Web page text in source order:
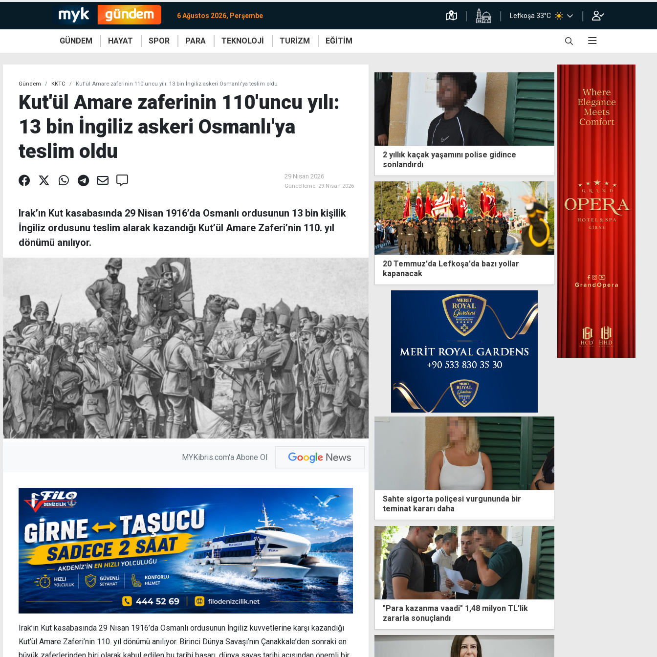
6 Ağustos 2026, Perşembe Lefkoşa 33°C
GÜNDEM HAYAT SPOR PARA TEKNOLOJİ TURİZM EĞİTİM
Gündem KKTC Kut'ül Amare zaferinin 110'uncu yılı: 13 bin İngiliz askeri Osmanlı'ya teslim oldu
Kut'ül Amare zaferinin 110'uncu yılı:
13 bin İngiliz askeri Osmanlı'ya
teslim oldu
29 Nisan 2026
Güncelleme: 29 Nisan 2026
Irak’ın Kut kasabasında 29 Nisan 1916’da Osmanlı ordusunun 13 bin kişilik
İngiliz ordusunu teslim alarak kazandığı Kut’ül Amare Zaferi’nin 110. yıl
dönümü anılıyor.
MYKibris.com'a Abone Ol
Irak’ın Kut kasabasında 29 Nisan 1916’da Osmanlı ordusunun İngiliz kuvvetlerine karşı kazandığı
Kut’ül Amare Zaferi’nin 110. yıl dönümü anılıyor. Birinci Dünya Savaşı’nın Çanakkale’den sonraki en
2 yıllık kaçak yaşamını polise gidince
sonlandırdı
20 Temmuz'da Lefkoşa'da bazı yollar
kapanacak
Sahte sigorta poliçesi vurgununda bir
teminat kararı daha
"Para kazanma vaadi" 1,48 milyon TL'lik
zararla sonuçlandı